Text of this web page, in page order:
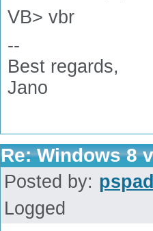
VB> vbr
--
Best regards,
Jano
Re: Windows 8
Posted by:
Logged